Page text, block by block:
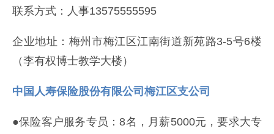
联系方式：人事13575555595
企业地址：梅州市梅江区江南街道新苑路3-5号6楼
（李有权博士教学大楼）
中国人寿保险股份有限公司梅江区支公司
●保险客户服务专员：8名，月薪5000元，要求大专